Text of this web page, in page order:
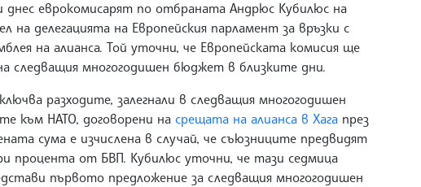
еврокомисарят по отбраната Андрюс Кубилюс на
на делегацията на Европейския парламент за връзки с
на алианса. Той уточни, че Европейската комисия ще
следващия многогодишен бюджет в близките дни.
разходите, залегнали в следващия многогодишен
към НАТО, договорени на срещата на алианса в Хага през
сума е изчислена в случай, че съюзниците предвидят
процента от БВП. Кубилюс уточни, че тази седмица
първото предложение за следващия многогодишен